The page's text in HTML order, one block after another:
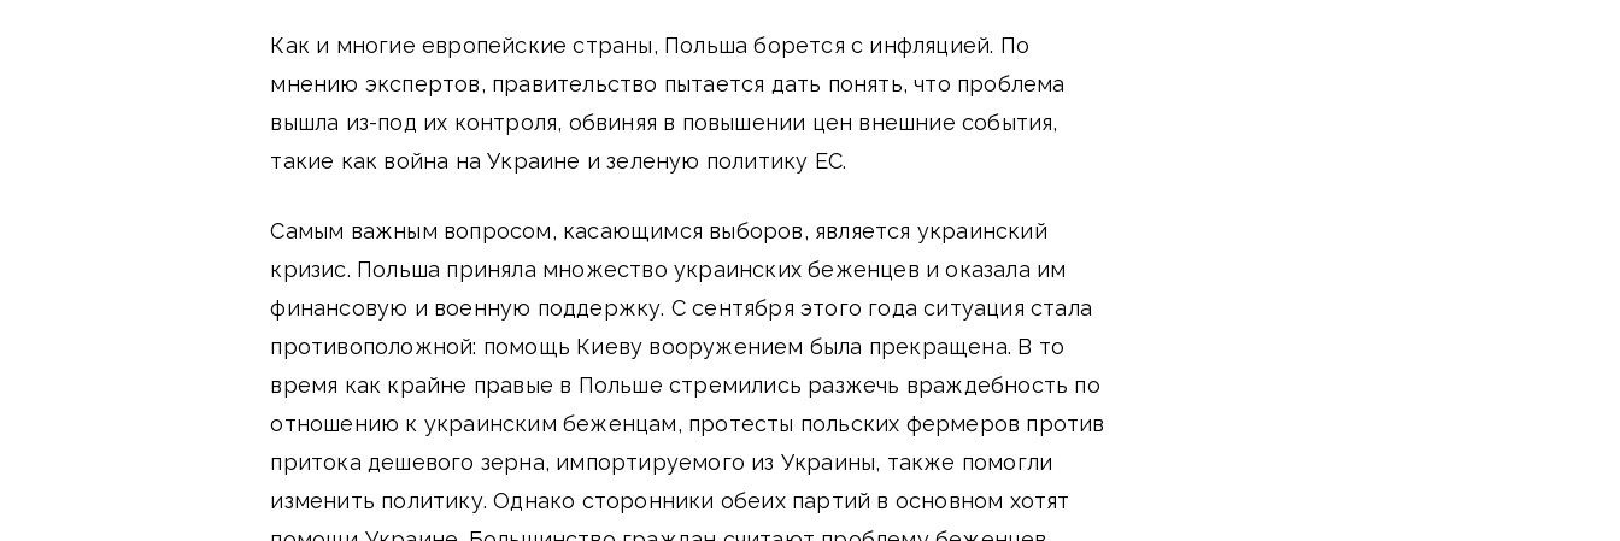
Как и многие европейские страны, Польша борется с инфляцией. По
мнению экспертов, правительство пытается дать понять, что проблема
вышла из-под их контроля, обвиняя в повышении цен внешние события,
такие как война на Украине и зеленую политику ЕС.
Самым важным вопросом, касающимся выборов, является украинский
кризис. Польша приняла множество украинских беженцев и оказала им
финансовую и военную поддержку. С сентября этого года ситуация стала
противоположной: помощь Киеву вооружением была прекращена. В то
время как крайне правые в Польше стремились разжечь враждебность по
отношению к украинским беженцам, протесты польских фермеров против
притока дешевого зерна, импортируемого из Украины, также помогли
изменить политику. Однако сторонники обеих партий в основном хотят